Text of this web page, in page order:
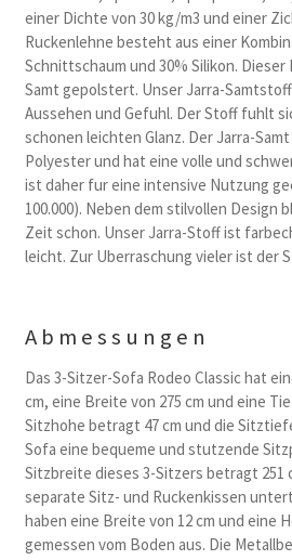
einer Dichte von 30 kg/m3 und einer
Ruckenlehne besteht aus einer
Schnittschaum und 30% Silikon.
Samt gepolstert. Unser Jarra-
Aussehen und Gefuhl. Der Stoff fuhlt
schonen leichten Glanz. Der Jarra-
Polyester und hat eine volle und
ist daher fur eine intensive Nutzung
100.000). Neben dem stilvollen Design
Zeit schon. Unser Jarra-Stoff ist
leicht. Zur Uberraschung vieler ist der
Abmessungen
Das 3-Sitzer-Sofa Rodeo Classic hat
cm, eine Breite von 275 cm und eine
Sitzhohe betragt 47 cm und die
Sofa eine bequeme und stutzende
Sitzbreite dieses 3-Sitzers betragt 251
separate Sitz- und Ruckenkissen
haben eine Breite von 12 cm und eine
gemessen vom Boden aus. Die